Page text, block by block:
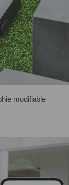
modifiable